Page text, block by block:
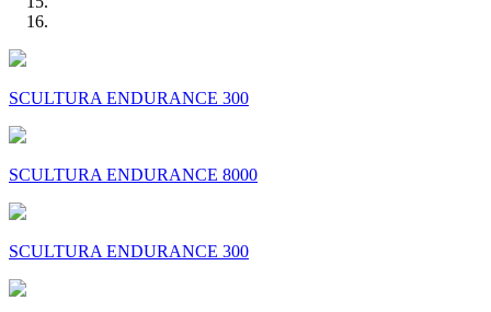
SCULTURA ENDURANCE 300
SCULTURA ENDURANCE 8000
SCULTURA ENDURANCE 300